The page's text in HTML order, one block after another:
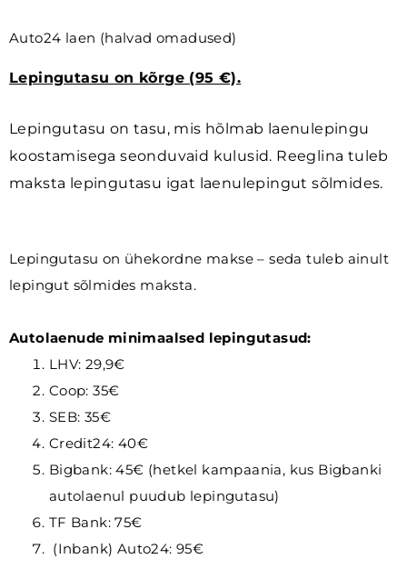
Auto24 laen (halvad omadused)
Lepingutasu on kõrge (95 €).
Lepingutasu on tasu, mis hõlmab laenulepingu
koostamisega seonduvaid kulusid. Reeglina tuleb
maksta lepingutasu igat laenulepingut sõlmides.
Lepingutasu on ühekordne makse – seda tuleb ainult
lepingut sõlmides maksta.
Autolaenude minimaalsed lepingutasud:
LHV: 29,9€
Coop: 35€
SEB: 35€
Credit24: 40€
Bigbank: 45€ (hetkel kampaania, kus Bigbanki
autolaenul puudub lepingutasu)
TF Bank: 75€
(Inbank) Auto24: 95€